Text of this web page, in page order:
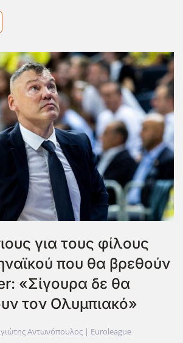
για τους φίλους
που θα βρεθούν
«Σίγουρα δε θα
τον Ολυμπιακό»
Αντωνόπουλος | Euroleague